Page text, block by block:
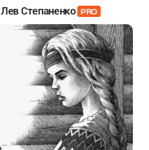
Лев Степаненко PRO